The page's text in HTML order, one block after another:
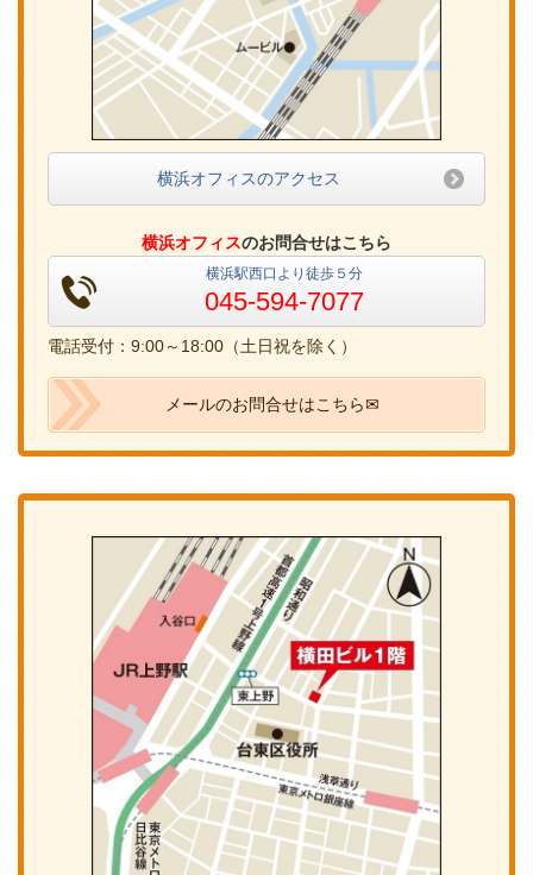
横浜オフィスのアクセス
横浜オフィスのお問合せはこちら
横浜駅西口より徒歩５分
045-594-7077
電話受付：9:00～18:00（土日祝を除く）
メールのお問合せはこちら✉